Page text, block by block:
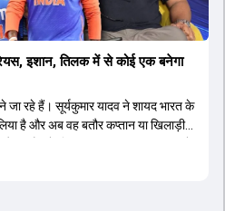
इशान, तिलक में से कोई एक बनेगा
जा रहे हैं। सूर्यकुमार यादव ने शायद भारत के
है और अब वह बतौर कप्तान या खिलाड़ी
इंग्लैंड के खिलाफ आगामी टी20 सीरीज के
इस रेस में श्रेयस अय्यर सबसे आगे चल रहे